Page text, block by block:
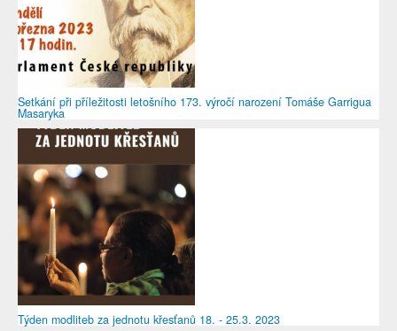
Setkání při příležitosti letošního 173. výročí narození Tomáše Garrigua
Masaryka
Týden modliteb za jednotu křesťanů 18. - 25.3. 2023